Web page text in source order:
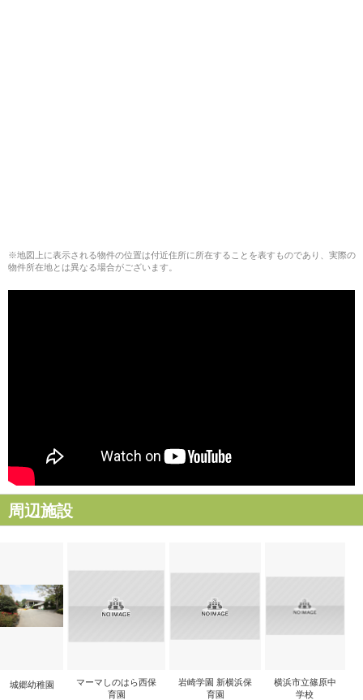
※地図上に表示される物件の位置は付近住所に所在することを表すものであり、実際の
物件所在地とは異なる場合がございます。
周辺施設
城郷幼稚園
マーマしのはら西保
育園
岩崎学園 新横浜保
育園
横浜市立篠原中
学校